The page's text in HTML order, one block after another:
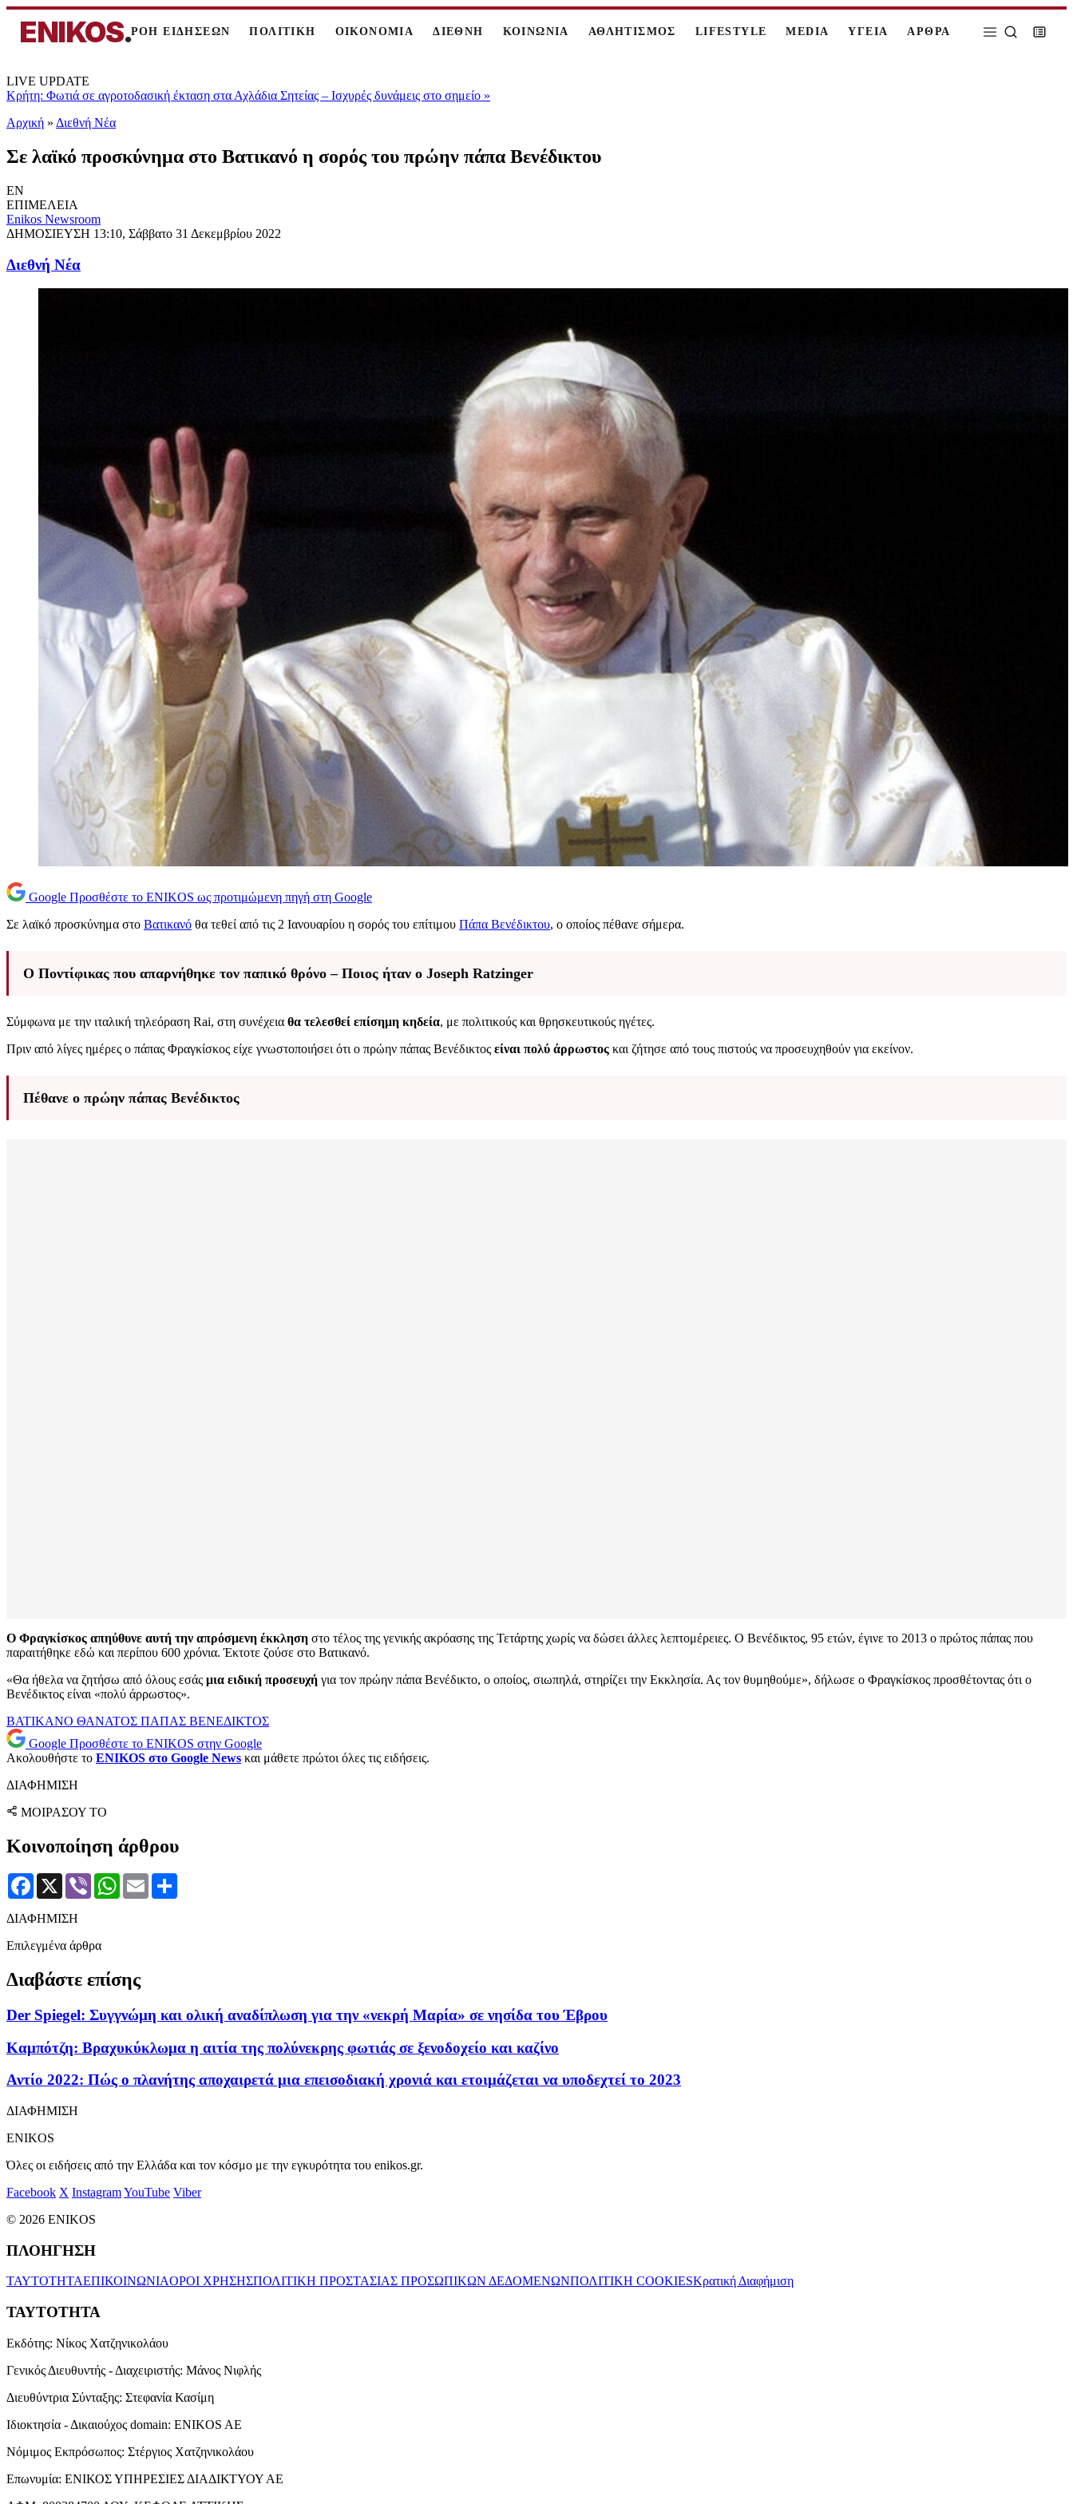
ENIKOS.ΡΟΗ ΕΙΔΗΣΕΩΝ ΠΟΛΙΤΙΚΗ ΟΙΚΟΝΟΜΙΑ ΔΙΕΘΝΗ ΚΟΙΝΩΝΙΑ ΑΘΛΗΤΙΣΜΟΣ LIFESTYLE MEDIA ΥΓΕΙΑ ΑΡΘΡΑ
LIVE UPDATE
Κρήτη: Φωτιά σε αγροτοδασική έκταση στα Αχλάδια Σητείας – Ισχυρές δυνάμεις στο σημείο »
Αρχική » Διεθνή Νέα
Σε λαϊκό προσκύνημα στο Βατικανό η σορός του πρώην πάπα Βενέδικτου
EN
ΕΠΙΜΕΛΕΙΑ
Enikos Newsroom
ΔΗΜΟΣΙΕΥΣΗ 13:10, Σάββατο 31 Δεκεμβρίου 2022
Διεθνή Νέα
Google Προσθέστε το ENIKOS ως προτιμώμενη πηγή στη Google
Σε λαϊκό προσκύνημα στο Βατικανό θα τεθεί από τις 2 Ιανουαρίου η σορός του επίτιμου Πάπα Βενέδικτου, ο οποίος πέθανε σήμερα.
Ο Ποντίφικας που απαρνήθηκε τον παπικό θρόνο – Ποιος ήταν ο Joseph Ratzinger
Σύμφωνα με την ιταλική τηλεόραση Rai, στη συνέχεια θα τελεσθεί επίσημη κηδεία, με πολιτικούς και θρησκευτικούς ηγέτες.
Πριν από λίγες ημέρες ο πάπας Φραγκίσκος είχε γνωστοποιήσει ότι ο πρώην πάπας Βενέδικτος είναι πολύ άρρωστος και ζήτησε από τους πιστούς να προσευχηθούν για εκείνον.
Πέθανε ο πρώην πάπας Βενέδικτος
Ο Φραγκίσκος απηύθυνε αυτή την απρόσμενη έκκληση στο τέλος της γενικής ακρόασης της Τετάρτης χωρίς να δώσει άλλες λεπτομέρειες. Ο Βενέδικτος, 95 ετών, έγινε το 2013 ο πρώτος πάπας που
παραιτήθηκε εδώ και περίπου 600 χρόνια. Έκτοτε ζούσε στο Βατικανό.
«Θα ήθελα να ζητήσω από όλους εσάς μια ειδική προσευχή για τον πρώην πάπα Βενέδικτο, ο οποίος, σιωπηλά, στηρίζει την Εκκλησία. Ας τον θυμηθούμε», δήλωσε ο Φραγκίσκος προσθέτοντας ότι ο
Βενέδικτος είναι «πολύ άρρωστος».
ΒΑΤΙΚΑΝΟ ΘΑΝΑΤΟΣ ΠΑΠΑΣ ΒΕΝΕΔΙΚΤΟΣ
Google Προσθέστε το ENIKOS στην Google
Ακολουθήστε το ENIKOS στο Google News και μάθετε πρώτοι όλες τις ειδήσεις.
ΔΙΑΦΗΜΙΣΗ
ΜΟΙΡΑΣΟΥ ΤΟ
Κοινοποίηση άρθρου
Facebook
X Viber WhatsApp
Email
ΔΙΑΦΗΜΙΣΗ
Επιλεγμένα άρθρα
Διαβάστε επίσης
Der Spiegel: Συγγνώμη και ολική αναδίπλωση για την «νεκρή Μαρία» σε νησίδα του Έβρου
Καμπότζη: Βραχυκύκλωμα η αιτία της πολύνεκρης φωτιάς σε ξενοδοχείο και καζίνο
Αντίο 2022: Πώς ο πλανήτης αποχαιρετά μια επεισοδιακή χρονιά και ετοιμάζεται να υποδεχτεί το 2023
ΔΙΑΦΗΜΙΣΗ
ENIKOS
Όλες οι ειδήσεις από την Ελλάδα και τον κόσμο με την εγκυρότητα του enikos.gr.
Facebook X InstagramYouTube Viber
© 2026 ENIKOS
ΠΛΟΗΓΗΣΗ
ΤΑΥΤΟΤΗΤΑΕΠΙΚΟΙΝΩΝΙΑΟΡΟΙ ΧΡΗΣΗΣΠΟΛΙΤΙΚΗ ΠΡΟΣΤΑΣΙΑΣ ΠΡΟΣΩΠΙΚΩΝ ΔΕΔΟΜΕΝΩΝΠΟΛΙΤΙΚΗ COOKIESΚρατική Διαφήμιση
ΤΑΥΤΟΤΗΤΑ
Εκδότης: Νίκος Χατζηνικολάου
Γενικός Διευθυντής - Διαχειριστής: Μάνος Νιφλής
Διευθύντρια Σύνταξης: Στεφανία Κασίμη
Ιδιοκτησία - Δικαιούχος domain: ENIKOS AE
Νόμιμος Εκπρόσωπος: Στέργιος Χατζηνικολάου
Επωνυμία: ΕΝΙΚΟΣ ΥΠΗΡΕΣΙΕΣ ΔΙΑΔΙΚΤΥΟΥ ΑΕ